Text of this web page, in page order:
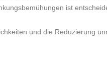
ist
und die Reduzierung